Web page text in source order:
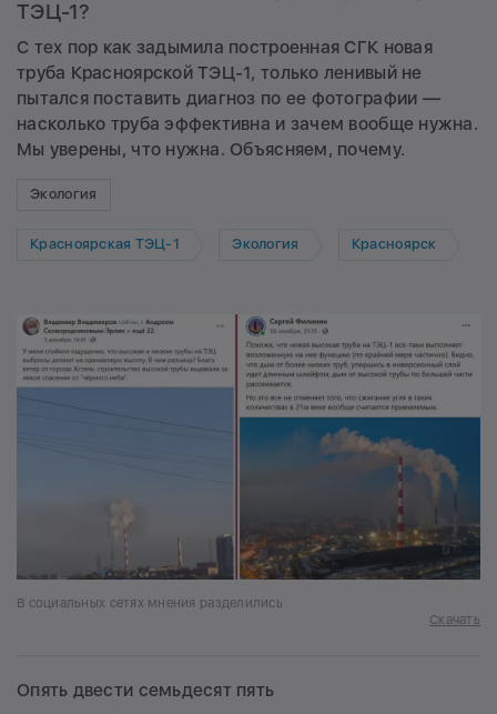
ТЭЦ-1?
С тех пор как задымила построенная СГК новая
труба Красноярской ТЭЦ-1, только ленивый не
пытался поставить диагноз по ее фотографии —
насколько труба эффективна и зачем вообще нужна.
Мы уверены, что нужна. Объясняем, почему.
Экология
Красноярская ТЭЦ-1 Экология Красноярск
В социальных сетях мнения разделились
Скачать
Опять двести семьдесят пять